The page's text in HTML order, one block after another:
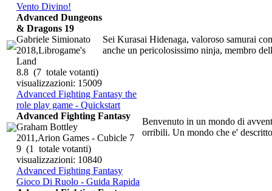
Vento Divino!
Sei Kurasai Hidenaga, valoroso samurai
anche un pericolosissimo ninja, membro
Advanced Dungeons
& Dragons 19
Gabriele Simionato
2018,Librogame's
Land
8.8 (7 totale votanti)
visualizzazioni: 15009
Advanced Fighting Fantasy the
role play game - Quickstart
Benvenuto in un mondo di
orribili. Un mondo che e'
Advanced Fighting Fantasy
Graham Bottley
2011,Arion Games - Cubicle 7
9 (1 totale votanti)
visualizzazioni: 10840
Advanced Fighting Fantasy
Gioco Di Ruolo - Guida Rapida